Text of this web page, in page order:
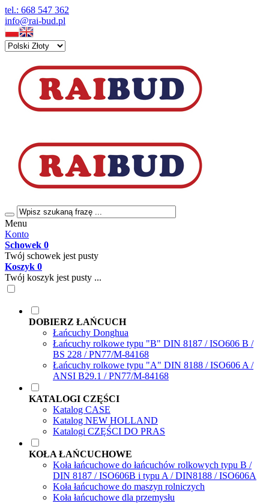
tel.: 668 547 362
info@rai-bud.pl
Menu
Konto
Schowek 0
Twój schowek jest pusty
Koszyk 0
Twój koszyk jest pusty ...
DOBIERZ ŁAŃCUCH
Łańcuchy Donghua
Łańcuchy rolkowe typu "B" DIN 8187 / ISO606 B /
BS 228 / PN77/M-84168
Łańcuchy rolkowe typu "A" DIN 8188 / ISO606 A /
ANSI B29.1 / PN77/M-84168
KATALOGI CZĘŚCI
Katalog CASE
Katalog NEW HOLLAND
Katalogi CZĘŚCI DO PRAS
KOŁA ŁAŃCUCHOWE
Koła łańcuchowe do łańcuchów rolkowych typu B /
DIN 8187 / ISO606B i typu A / DIN8188 / ISO606A
Koła łańcuchowe do maszyn rolniczych
Koła łańcuchowe dla przemysłu